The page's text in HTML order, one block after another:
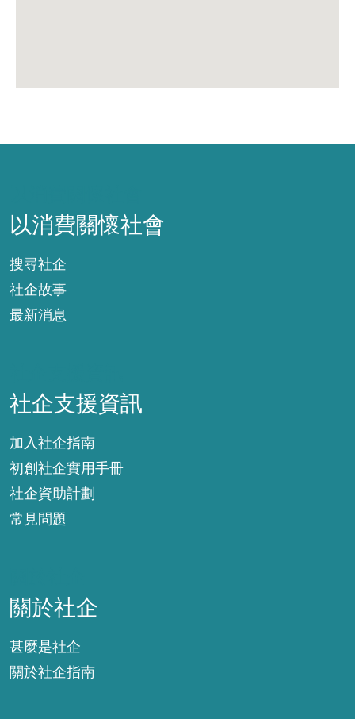
以消費關懷社會
搜尋社企
社企故事
最新消息
社企支援資訊
加入社企指南
初創社企實用手冊
社企資助計劃
常見問題
關於社企
甚麼是社企
關於社企指南